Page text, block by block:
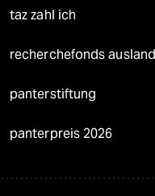
taz zahl ich
recherchefonds ausland
panterstiftung
panterpreis 2026